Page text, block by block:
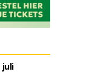
juli